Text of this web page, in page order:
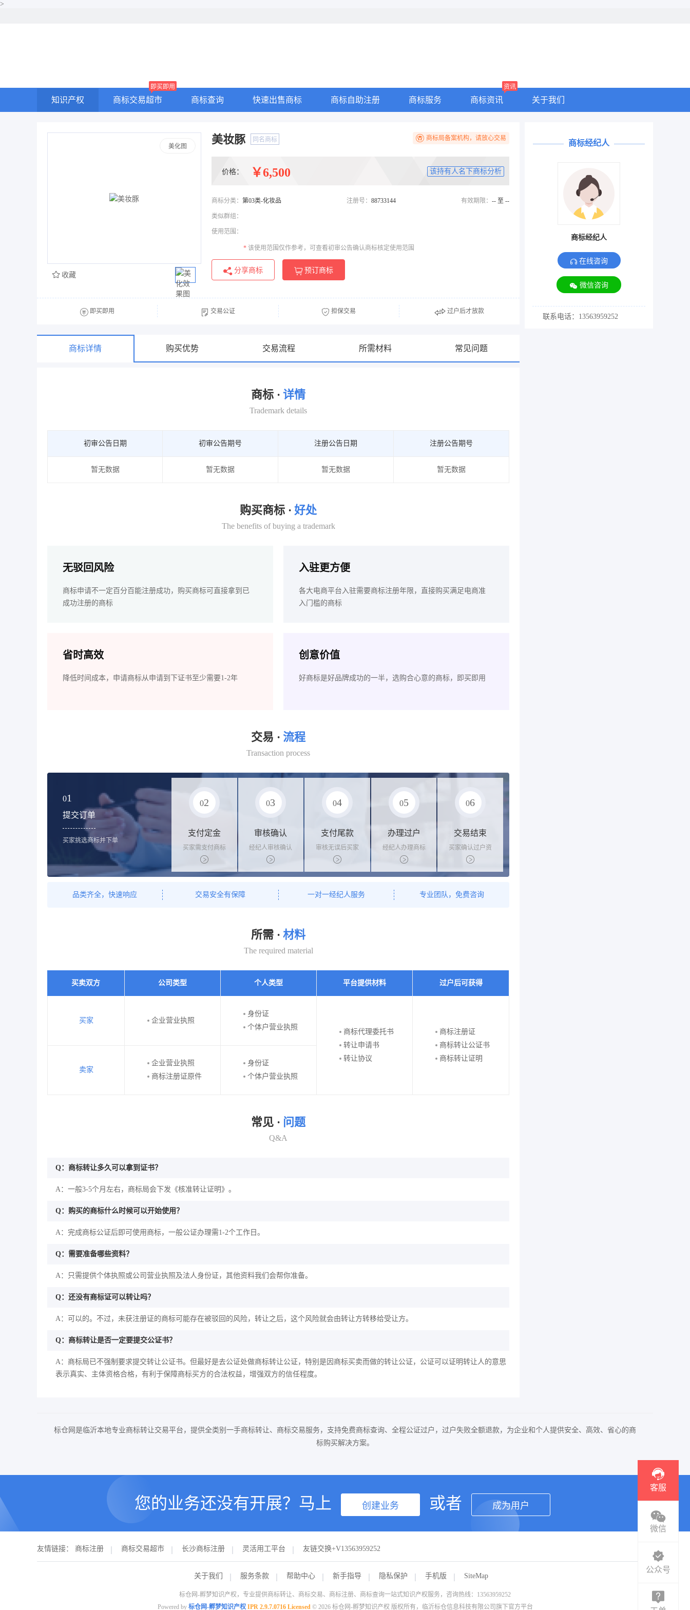
>
知识产权 商标交易超市
即买即用
商标查询 快速出售商标 商标自助注册 商标服务 商标资讯
资讯
关于我们
美化图
美妆豚 同名商标 商标局备案机构，请放心交易
价格： ￥6,500 该持有人名下商标分析
商标分类： 第03类-化妆品 注册号： 88733144 有效期限： -- 至 --
类似群组：
使用范围：
* 该使用范围仅作参考，可查看初审公告确认商标核定使用范围
分享商标 预订商标
收藏
即买即用 交易公证 担保交易 过户后才放款
商标详情 购买优势 交易流程 所需材料 常见问题
商标 · 详情
Trademark details
初审公告日期 初审公告期号 注册公告日期 注册公告期号
暂无数据 暂无数据 暂无数据 暂无数据
购买商标 · 好处
The benefits of buying a trademark
无驳回风险
商标申请不一定百分百能注册成功，购买商标可直接拿到已
成功注册的商标
入驻更方便
各大电商平台入驻需要商标注册年限，直接购买满足电商准
入门槛的商标
省时高效
降低时间成本，申请商标从申请到下证书至少需要1-2年
创意价值
好商标是好品牌成功的一半，选购合心意的商标，即买即用
交易 · 流程
Transaction process
01
提交订单
买家挑选商标并下单
02
支付定金
买家需支付商标
标价的10%的购
买订金
03
审核确认
经纪人审核确认
商标状态
04
支付尾款
审核无误后买家
支付尾款，卖家
办理相关手续
05
办理过户
经纪人办理商标
转让手续，交付
相关证书
06
交易结束
买家确认过户资
料后，平台解冻
资金支付卖家
品类齐全，快速响应 交易安全有保障 一对一经纪人服务 专业团队，免费咨询
所需 · 材料
The required material
买卖双方 公司类型 个人类型 平台提供材料 过户后可获得
买家 企业营业执照
身份证
个体户营业执照
商标代理委托书
转让申请书
转让协议
商标注册证
商标转让公证书
商标转让证明
卖家
企业营业执照
商标注册证原件
身份证
个体户营业执照
常见 · 问题
Q&A
Q：商标转让多久可以拿到证书？
A：一般3-5个月左右，商标局会下发《核准转让证明》。
Q：购买的商标什么时候可以开始使用？
A：完成商标公证后即可使用商标，一般公证办理需1-2个工作日。
Q：需要准备哪些资料？
A：只需提供个体执照或公司营业执照及法人身份证，其他资料我们会帮你准备。
Q：还没有商标证可以转让吗？
A：可以的。不过，未获注册证的商标可能存在被驳回的风险，转让之后，这个风险就会由转让方转移给受让方。
Q：商标转让是否一定要提交公证书？
A：商标局已不强制要求提交转让公证书。但最好是去公证处做商标转让公证，特别是因商标买卖而做的转让公证，公证可以证明转让人的意思
表示真实、主体资格合格，有利于保障商标买方的合法权益，增强双方的信任程度。
商标经纪人
商标经纪人
在线咨询
微信咨询
联系电话：13563959252
标仓网是临沂本地专业商标转让交易平台，提供全类别一手商标转让、商标交易服务，支持免费商标查询、全程公证过户，过户失败全额退款，为企业和个人提供安全、高效、省心的商
标购买解决方案。
您的业务还没有开展？马上 创建业务 或者 成为用户
友情链接： 商标注册 商标交易超市 长沙商标注册 灵活用工平台 友链交换+V13563959252
关于我们 服务条款 帮助中心 新手指导 隐私保护 手机版 SiteMap
标仓网-孵梦知识产权，专业提供商标转让、商标交易、商标注册、商标查询一站式知识产权服务，咨询热线：13563959252
Powered by 标仓网-孵梦知识产权 IPR 2.9.7.0716 Licensed © 2026 标仓网-孵梦知识产权 版权所有，临沂标仓信息科技有限公司旗下官方平台
客服
微信
公众号